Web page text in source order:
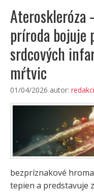
Ateroskleróza
príroda
srdcových
mŕtvic
01/04/2026 autor:
bezpríznakové
tepien a predstavuje